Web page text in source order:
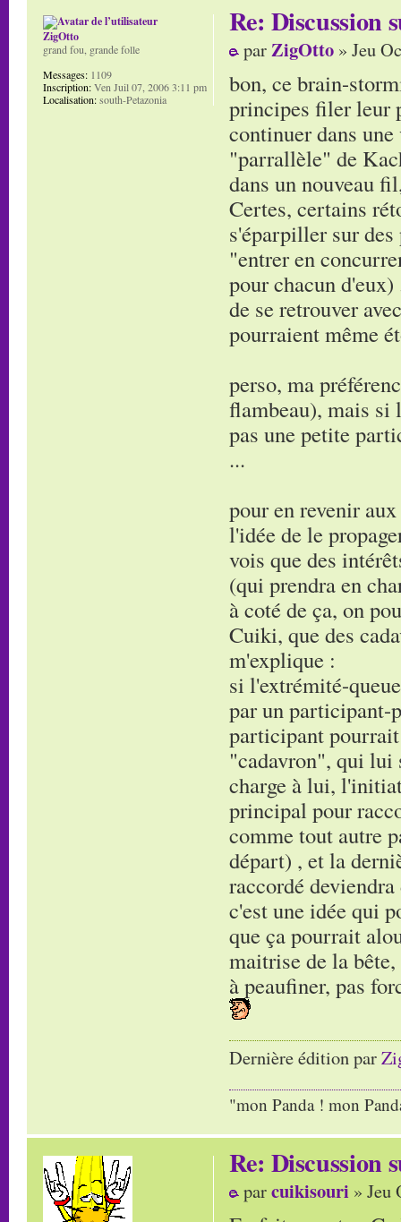
Re: Discussion
parZigOtto » Jeu
bon, ce brain-
principes filer leur
continuer dans
"parrallèle" de
dans un nouveau
Certes, certains
s'éparpiller sur
"entrer en
pour chacun
de se retrouver
pourraient même
perso, ma
flambeau), mais si
pas une petite
...
pour en revenir
l'idée de le
vois que des
(qui prendra en
à coté de ça, on
Cuiki, que des
m'explique :
si l'extrémité-
par un participant-
participant
"cadavron", qui lui
charge à lui,
principal pour
comme tout autre
départ) , et la
raccordé
c'est une idée qui
que ça pourrait
maitrise de la
à peaufiner, pas
Dernière édition par
"mon Panda ! mon
ZigOtto
grand fou, grande folle
Messages: 1109
Inscription:Ven Juil 07, 2006 3:11 pm
Localisation:south-Petazonia
Re: Discussion
parcuikisouri » Jeu